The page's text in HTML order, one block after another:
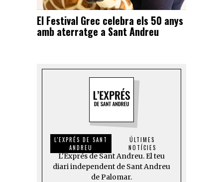
El Festival Grec celebra els 50 anys
amb aterratge a Sant Andreu
L'EXPRÉS DE SANT
ANDREU
ÚLTIMES
NOTÍCIES
L'Exprés de Sant Andreu. El teu
diari independent de Sant Andreu
de Palomar.